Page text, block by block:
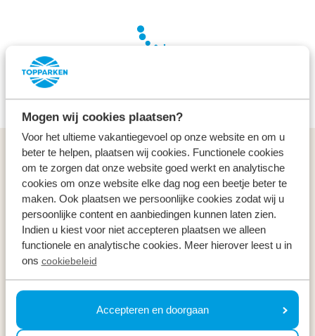
Mogen wij cookies plaatsen?
Voor het ultieme vakantiegevoel op onze website en om u
beter te helpen, plaatsen wij cookies. Functionele cookies
om te zorgen dat onze website goed werkt en analytische
cookies om onze website elke dag nog een beetje beter te
maken. Ook plaatsen we persoonlijke cookies zodat wij u
persoonlijke content en aanbiedingen kunnen laten zien.
Indien u kiest voor niet accepteren plaatsen we alleen
functionele en analytische cookies. Meer hierover leest u in
ons cookiebeleid
Accepteren en doorgaan
We’re working hard on your behalf to find the best
General
Service & contact
Types
Specials